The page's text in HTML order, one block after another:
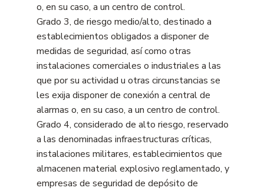
o, en su caso, a un centro de control.
Grado 3, de riesgo medio/alto, destinado a
establecimientos obligados a disponer de
medidas de seguridad, así como otras
instalaciones comerciales o industriales a las
que por su actividad u otras circunstancias se
les exija disponer de conexión a central de
alarmas o, en su caso, a un centro de control.
Grado 4, considerado de alto riesgo, reservado
a las denominadas infraestructuras críticas,
instalaciones militares, establecimientos que
almacenen material explosivo reglamentado, y
empresas de seguridad de depósito de